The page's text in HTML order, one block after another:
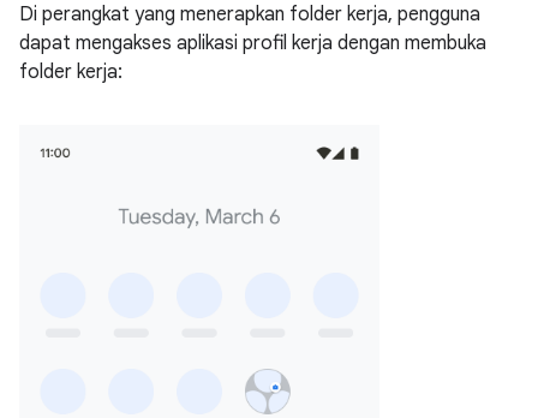
Di perangkat yang menerapkan folder kerja, pengguna
dapat mengakses aplikasi profil kerja dengan membuka
folder kerja: